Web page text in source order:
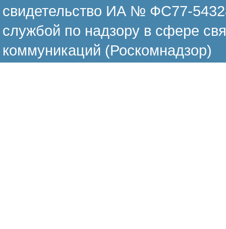
свидетельство ИА № ФС77-
службой по надзору в сфере
коммуникаций (Роскомнадзор)